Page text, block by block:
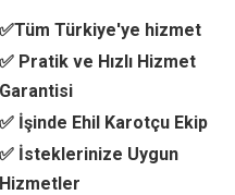
✅Tüm Türkiye'ye hizmet
✅ Pratik ve Hızlı Hizmet
Garantisi
✅ İşinde Ehil Karotçu Ekip
✅ İsteklerinize Uygun
Hizmetler